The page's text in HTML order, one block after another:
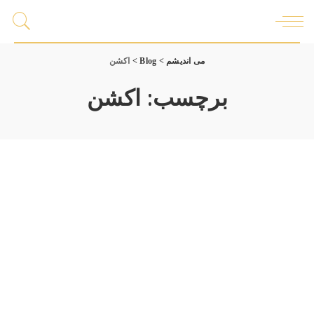
می اندیشم >
Blog
> اکشن
برچسب: اکشن